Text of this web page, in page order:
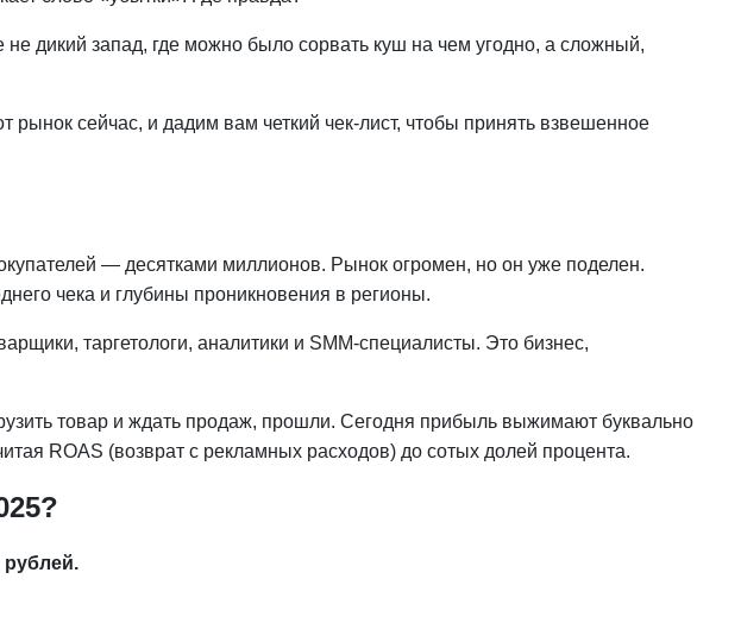
дикий запад, где можно было сорвать куш на чем угодно, а сложный,
сейчас, и дадим вам четкий чек-лист, чтобы принять взвешенное
— десятками миллионов. Рынок огромен, но он уже поделен.
чека и глубины проникновения в регионы.
таргетологи, аналитики и SMM-специалисты. Это бизнес,
товар и ждать продаж, прошли. Сегодня прибыль выжимают буквально
ROAS (возврат с рекламных расходов) до сотых долей процента.
рублей.